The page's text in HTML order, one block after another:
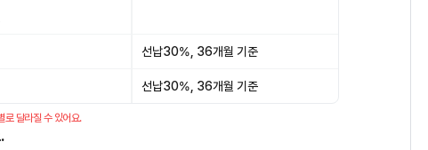
선납30%, 36개월 기준
선납30%, 36개월 기준
로 달라질 수 있어요.